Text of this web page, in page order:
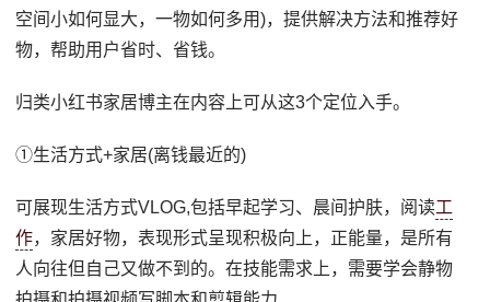
空间小如何显大，一物如何多用)，提供解决方法和推荐好
物，帮助用户省时、省钱。
归类小红书家居博主在内容上可从这3个定位入手。
①生活方式+家居(离钱最近的)
可展现生活方式VLOG,包括早起学习、晨间护肤，阅读工
作，家居好物，表现形式呈现积极向上，正能量，是所有
人向往但自己又做不到的。在技能需求上，需要学会静物